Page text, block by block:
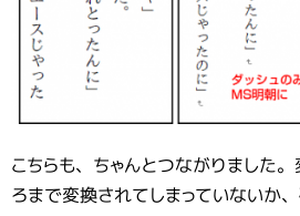
こちらも、ちゃんとつながりました
ろまで変換されてしまっていないか